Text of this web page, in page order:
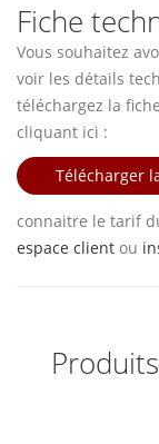
Fiche
Vous souhaitez
voir les détails
téléchargez la
cliquant ici :
Télécharger
connaitre le tarif
espace client ou